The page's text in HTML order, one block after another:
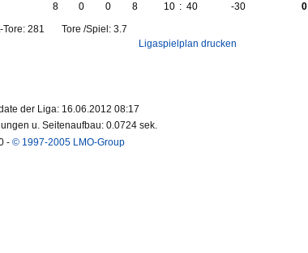
8 0 0 8 10 : 40 -30
0
Tore: 281 Tore /Spiel: 3.7
Ligaspielplan drucken
der Liga: 16.06.2012 08:17
u. Seitenaufbau: 0.0724 sek.
- © 1997-2005 LMO-Group